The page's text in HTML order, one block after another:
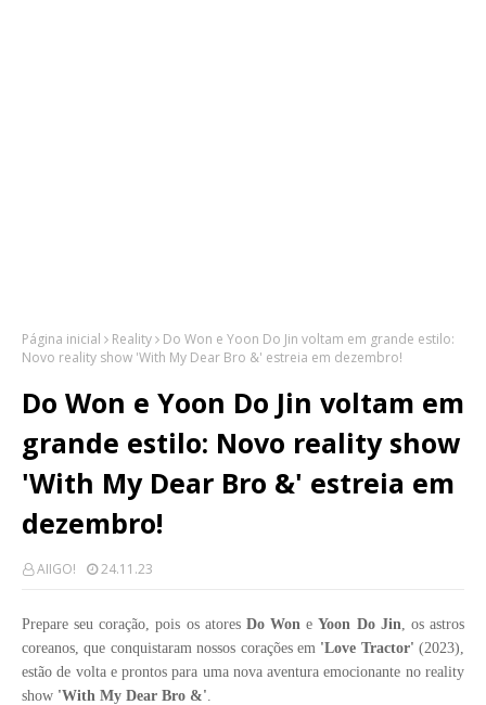
Página inicial Reality
Do Won e Yoon Do Jin voltam em grande estilo:
Novo reality show 'With My Dear Bro &' estreia em dezembro!
Do Won e Yoon Do Jin voltam em
grande estilo: Novo reality show
'With My Dear Bro &' estreia em
dezembro!
AIIGO! 24.11.23
Prepare seu coração, pois os atores Do Won eYoon Do Jin, os astros
coreanos, que conquistaram nossos corações em 'Love Tractor' (2023),
estão de volta e prontos para uma nova aventura emocionante no reality
show 'With My Dear Bro &'.